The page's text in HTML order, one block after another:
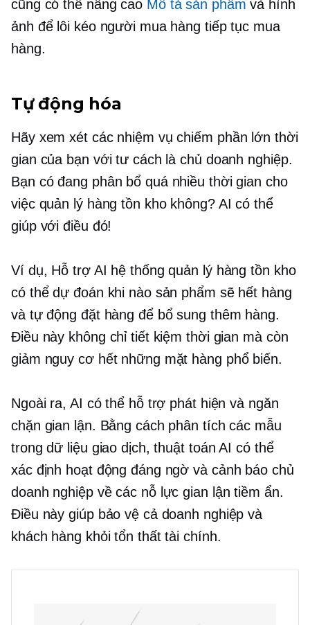
cũng có thể nâng cao Mô tả sản phẩm và hình
ảnh để lôi kéo người mua hàng tiếp tục mua
hàng.
Tự động hóa
Hãy xem xét các nhiệm vụ chiếm phần lớn thời
gian của bạn với tư cách là chủ doanh nghiệp.
Bạn có đang phân bổ quá nhiều thời gian cho
việc quản lý hàng tồn kho không? AI có thể
giúp với điều đó!
Ví dụ, Hỗ trợ AI hệ thống quản lý hàng tồn kho
có thể dự đoán khi nào sản phẩm sẽ hết hàng
và tự động đặt hàng để bổ sung thêm hàng.
Điều này không chỉ tiết kiệm thời gian mà còn
giảm nguy cơ hết những mặt hàng phổ biến.
Ngoài ra, AI có thể hỗ trợ phát hiện và ngăn
chặn gian lận. Bằng cách phân tích các mẫu
trong dữ liệu giao dịch, thuật toán AI có thể
xác định hoạt động đáng ngờ và cảnh báo chủ
doanh nghiệp về các nỗ lực gian lận tiềm ẩn.
Điều này giúp bảo vệ cả doanh nghiệp và
khách hàng khỏi tổn thất tài chính.